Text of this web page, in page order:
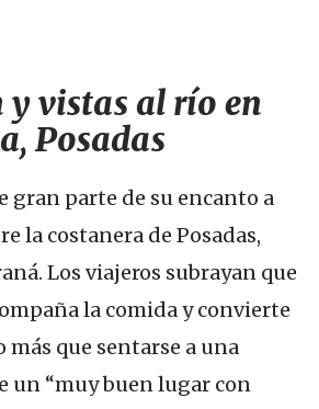
y vistas al río en
Posadas
gran parte de su encanto a
la costanera de Posadas,
Los viajeros subrayan que
la comida y convierte
más que sentarse a una
un “muy buen lugar con